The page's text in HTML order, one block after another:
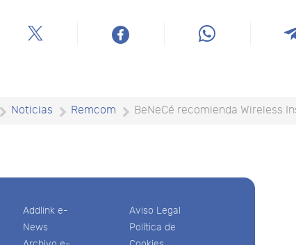
Noticias Remcom BeNeCé recomienda Wireless
Addlink e-
News
Aviso Legal
Política de